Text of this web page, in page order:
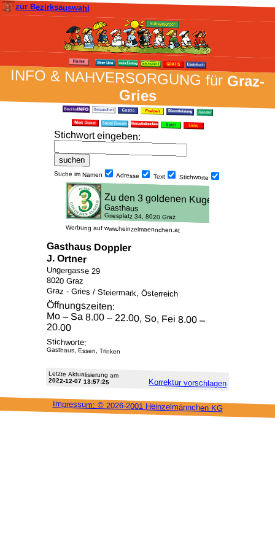
zur Bezirksauswahl
INFO & NAH­VER­SORG­UNG fürGraz-
Gries
Stich­wort ein­geben:
Suche im Namen Adresse Text Stich­worte
Werbung auf www.heinzelmaennchen.at
Gasthaus Doppler
J. Ortner
Ungergasse 29
8020 Graz
Graz - Gries / Steiermark, Österreich
Öffnungszeiten:
Mo – Sa 8.00 – 22.00, So, Fei 8.00 –
20.00
Stichworte:
Gasthaus, Essen, Trinken
Letzte Aktu­alisie­rung am
2022-12-07 13:57:25 Korrektur vor­schlagen
Impressum: © 2026-2001 Heinzel­männchen KG